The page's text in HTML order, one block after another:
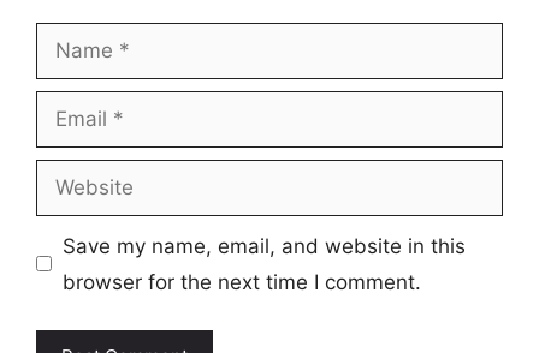
Name
Email
Website
Save my name, email, and website in this
browser for the next time I comment.